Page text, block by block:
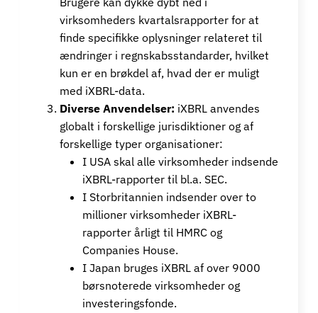
virksomheders kvartalsrapporter for at
finde specifikke oplysninger relateret til
ændringer i regnskabsstandarder, hvilket
kun er en brøkdel af, hvad der er muligt
med iXBRL-data.
Diverse Anvendelser: iXBRL anvendes
globalt i forskellige jurisdiktioner og af
forskellige typer organisationer:
I USA skal alle virksomheder indsende
iXBRL-rapporter til bl.a. SEC.
I Storbritannien indsender over to
millioner virksomheder iXBRL-
rapporter årligt til HMRC og
Companies House.
I Japan bruges iXBRL af over 9000
børsnoterede virksomheder og
investeringsfonde.